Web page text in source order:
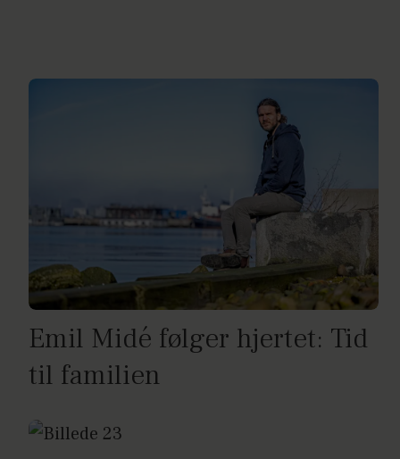
Emil Midé følger hjertet: Tid
til familien